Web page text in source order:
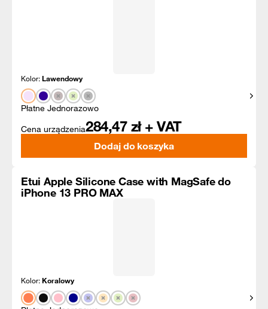
Kolor:Lawendowy
Płatne Jednorazowo
Cena urządzenia284,47 zł + VAT
Dodaj do koszyka
Etui Apple Silicone Case with MagSafe do
iPhone 13 PRO MAX
Kolor:Koralowy